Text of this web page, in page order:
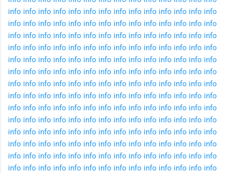
info info info info info info info info info info info info info info
info info info info info info info info info info info info info info
info info info info info info info info info info info info info info
info info info info info info info info info info info info info info
info info info info info info info info info info info info info info
info info info info info info info info info info info info info info
info info info info info info info info info info info info info info
info info info info info info info info info info info info info info
info info info info info info info info info info info info info info
info info info info info info info info info info info info info info
info info info info info info info info info info info info info info
info info info info info info info info info info info info info info
info info info info info info info info info info info info info info
info info info info info info info info info info info info info info